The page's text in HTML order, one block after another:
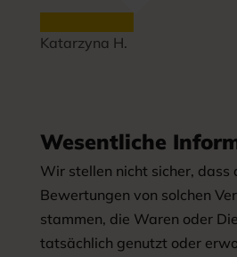
Katarzyna H.
Wesentliche
Wir stellen nicht sicher,
Bewertungen von solchen
stammen, die Waren oder
tatsächlich genutzt oder